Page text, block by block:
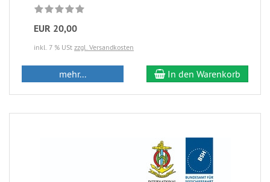
EUR 20,00
inkl. 7 % USt zzgl. Versandkosten
mehr... In den Warenkorb